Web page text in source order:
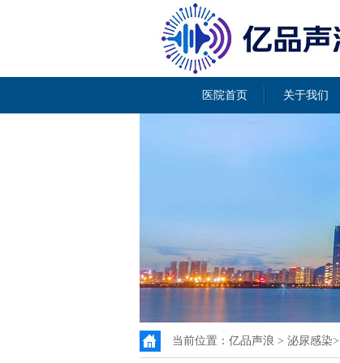
医院首页 关于我们
当前位置： 亿品声浪 > 泌尿感染>